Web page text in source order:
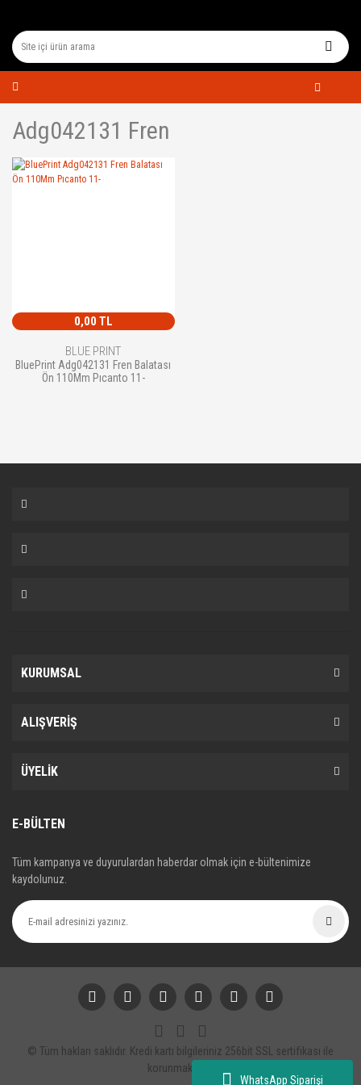
WhatsApp Siparişi
Adg042131 Fren
0,00 TL
BLUE PRINT
BluePrint Adg042131 Fren Balatası
Ön 110Mm Pıcanto 11-
KURUMSAL
ALIŞVERİŞ
ÜYELİK
E-BÜLTEN
Tüm kampanya ve duyurulardan haberdar olmak için e-bültenimize
kaydolunuz.
© Tüm hakları saklıdır. Kredi kartı bilgileriniz 256bit SSL sertifikası ile
korunmaktadır.